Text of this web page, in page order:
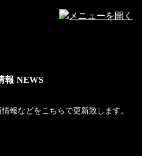
報などをこちらで更新致します。